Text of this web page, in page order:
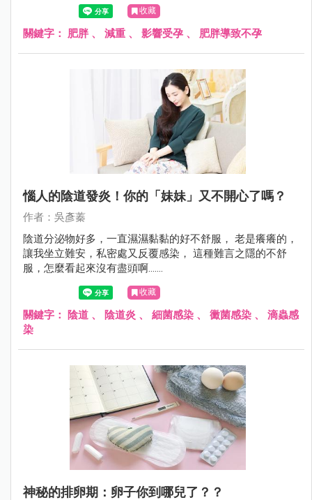
收藏
關鍵字： 肥胖、 減重 、 影響受孕 、 肥胖導致不孕
惱人的陰道發炎！你的「妹妹」又不開心了嗎？
作者：吳彥蓁
陰道分泌物好多，一直濕濕黏黏的好不舒服， 老是癢癢的，
讓我坐立難安，私密處又反覆感染， 這種難言之隱的不舒
服，怎麼看起來沒有盡頭啊.......
收藏
關鍵字： 陰道 、 陰道炎 、 細菌感染 、 黴菌感染 、 滴蟲感
染
神秘的排卵期：卵子你到哪兒了？？